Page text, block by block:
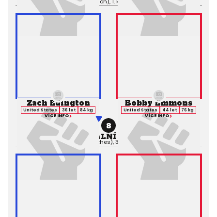
Zach Edington
United States 36 let
84 kg
VÍCE INFO
8
PROFESIONÁLNÍ ZÁPAS MMA
Výsledek: TKO (Punches), 3. kolo 1:03,Rozhodčí:
Bobby Emmons
United States 44 let
76 kg
VÍCE INFO